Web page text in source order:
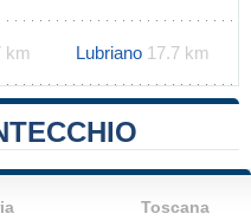
km Lubriano 17.7 km
Toscana